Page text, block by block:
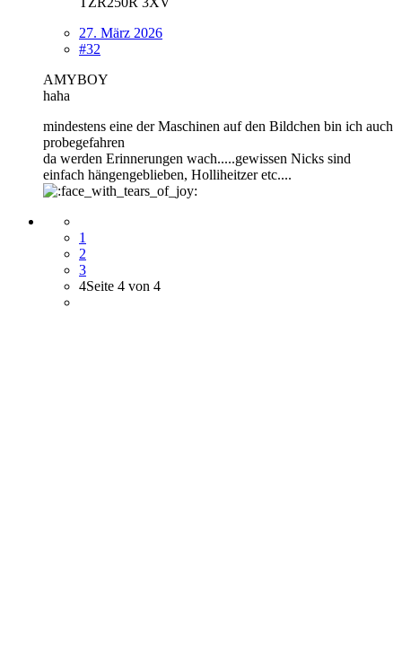
27. März 2026
#32
AMYBOY
haha
mindestens eine der Maschinen auf den Bildchen bin ich auch
probegefahren
da werden Erinnerungen wach.....gewissen Nicks sind
einfach hängengeblieben, Holliheitzer etc....
1
2
3
4Seite 4 von 4